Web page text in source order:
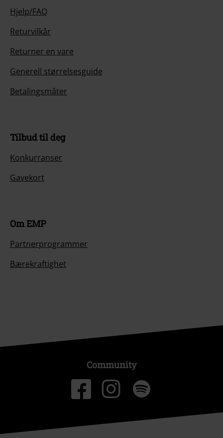
Hjelp/FAQ
Returvilkår
Returner en vare
Generell størrelsesguide
Betalingsmåter
Tilbud til deg
Konkurranser
Gavekort
Om EMP
Partnerprogrammer
Bærekraftighet
Community